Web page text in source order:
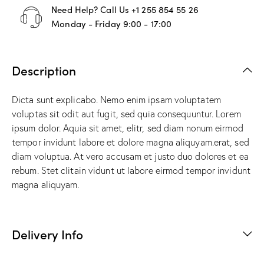
Need Help? Call Us+1 255 854 55 26
Monday - Friday 9:00 - 17:00
Description
Dicta sunt explicabo. Nemo enim ipsam voluptatem
voluptas sit odit aut fugit, sed quia consequuntur. Lorem
ipsum dolor. Aquia sit amet, elitr, sed diam nonum eirmod
tempor invidunt labore et dolore magna aliquyam.erat, sed
diam voluptua. At vero accusam et justo duo dolores et ea
rebum. Stet clitain vidunt ut labore eirmod tempor invidunt
magna aliquyam.
Delivery Info